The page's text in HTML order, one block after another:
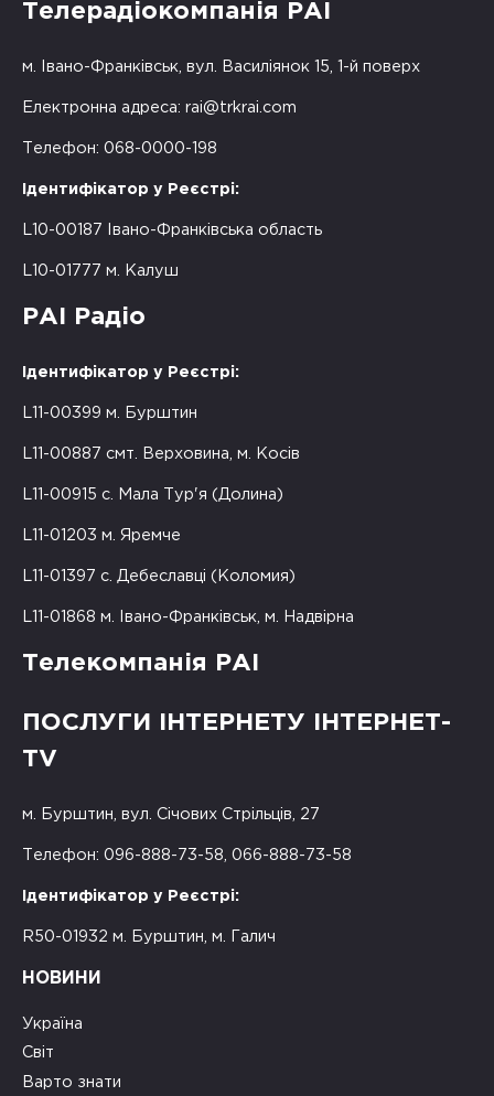
Телерадіокомпанія РАІ
м. Івано-Франківськ, вул. Василіянок 15, 1-й поверх
Електронна адреса: rai@trkrai.com
Телефон: 068-0000-198
Ідентифікатор у Реєстрі:
L10-00187 Івано-Франківська область
L10-01777 м. Калуш
РАІ Радіо
Ідентифікатор у Реєстрі:
L11-00399 м. Бурштин
L11-00887 смт. Верховина, м. Косів
L11-00915 с. Мала Тур'я (Долина)
L11-01203 м. Яремче
L11-01397 с. Дебеславці (Коломия)
L11-01868 м. Івано-Франківськ, м. Надвірна
Телекомпанія РАІ
ПОСЛУГИ ІНТЕРНЕТУ ІНТЕРНЕТ-
TV
м. Бурштин, вул. Січових Стрільців, 27
Телефон: 096-888-73-58, 066-888-73-58
Ідентифікатор у Реєстрі:
R50-01932 м. Бурштин, м. Галич
НОВИНИ
Україна
Світ
Варто знати